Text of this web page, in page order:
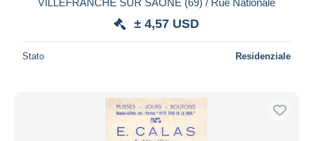
± 4,57 USD
Stato Residenziale